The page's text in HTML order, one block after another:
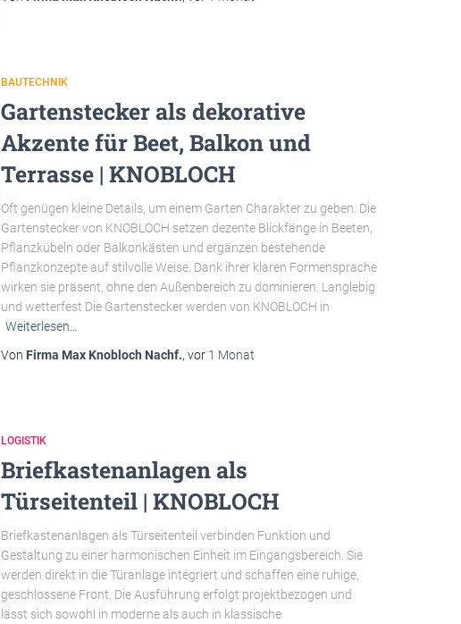
BAUTECHNIK
Gartenstecker als dekorative
Akzente für Beet, Balkon und
Terrasse | KNOBLOCH
Oft genügen kleine Details, um einem Garten Charakter zu geben. Die
Gartenstecker von KNOBLOCH setzen dezente Blickfänge in Beeten,
Pflanzkübeln oder Balkonkästen und ergänzen bestehende
Pflanzkonzepte auf stilvolle Weise. Dank ihrer klaren Formensprache
wirken sie präsent, ohne den Außenbereich zu dominieren. Langlebig
und wetterfest Die Gartenstecker werden von KNOBLOCH in
Weiterlesen…
Von Firma Max Knobloch Nachf., vor 1 Monat
LOGISTIK
Briefkastenanlagen als
Türseitenteil | KNOBLOCH
Briefkastenanlagen als Türseitenteil verbinden Funktion und
Gestaltung zu einer harmonischen Einheit im Eingangsbereich. Sie
werden direkt in die Türanlage integriert und schaffen eine ruhige,
geschlossene Front. Die Ausführung erfolgt projektbezogen und
lässt sich sowohl in moderne als auch in klassische